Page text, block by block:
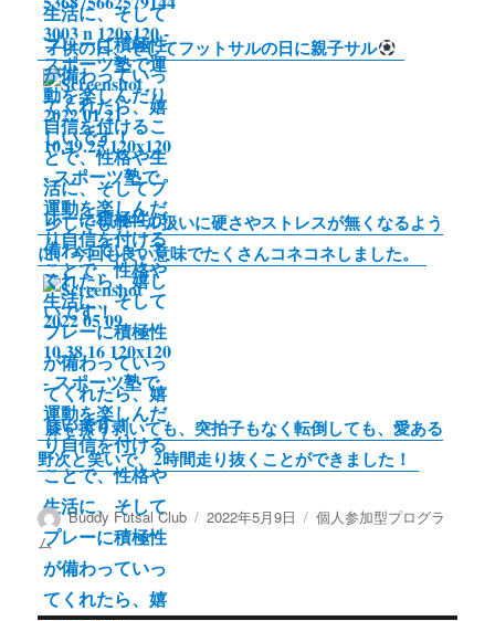
子供の日、そしてフットサルの日に親子サル
少しでもボール扱いに硬さやストレスが無くなるよう
に、今回も良い意味でたくさんコネコネしました。
膝を擦り剥いても、突拍子もなく転倒しても、愛ある
野次と笑いで、2時間走り抜くことができました！
投
稿
者
Buddy Futsal Club
投
2022年5月9日
カ
個人参加型プログラ
ム